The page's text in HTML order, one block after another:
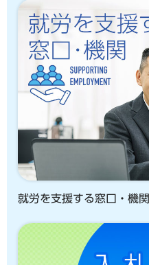
就労を支援する窓口・機関